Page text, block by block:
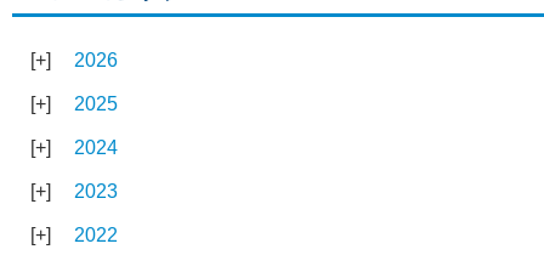
2026
2025
2024
2023
2022